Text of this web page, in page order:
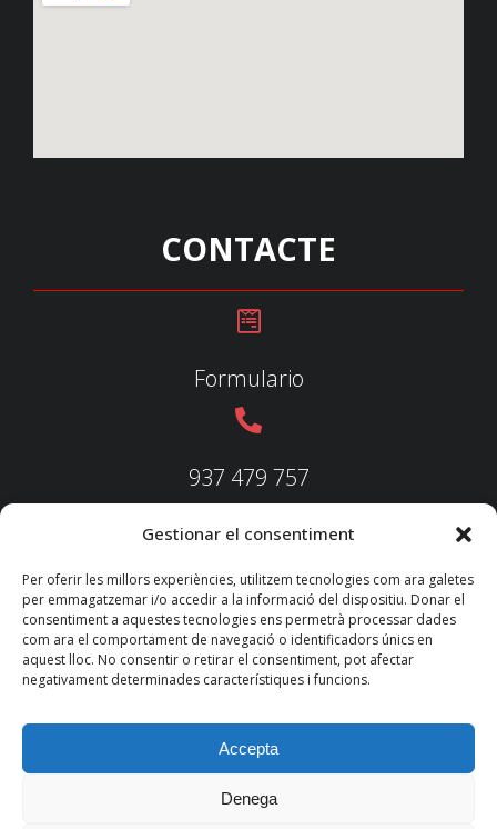
Gestionar el consentiment
Per oferir les millors experiències, utilitzem tecnologies com ara galetes
per emmagatzemar i/o accedir a la informació del dispositiu. Donar el
consentiment a aquestes tecnologies ens permetrà processar dades
com ara el comportament de navegació o identificadors únics en
aquest lloc. No consentir o retirar el consentiment, pot afectar
negativament determinades característiques i funcions.
Accepta
Denega
CONTACTE
Formulario
937 479 757
937 479 758
federacio@fedecatjudo.cat
Consultores S.L.